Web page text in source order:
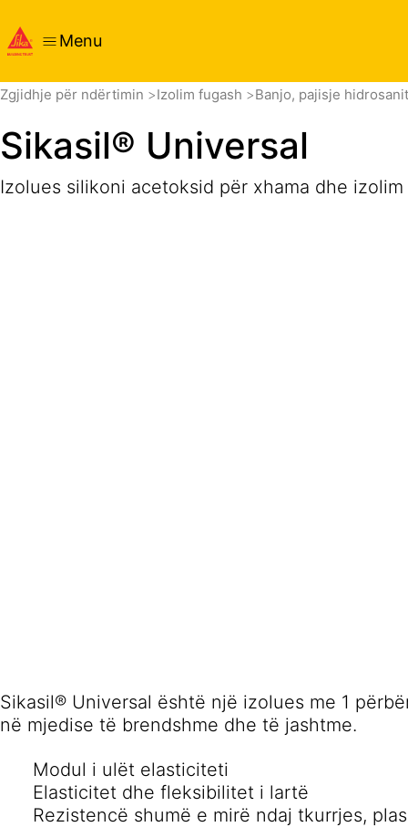
Menu
Zgjidhje për ndërtimin Izolim fugash Banjo, pajisje
Sikasil® Universal
Izolues silikoni acetoksid për xhama dhe
Sikasil® Universal është një izolues me 1
në mjedise të brendshme dhe të jashtme.
Modul i ulët elasticiteti
Elasticitet dhe fleksibilitet i lartë
Rezistencë shumë e mirë ndaj tkurrjes,